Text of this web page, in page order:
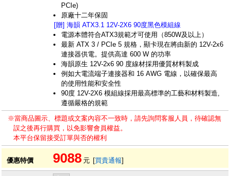
PCIe)
原廠十二年保固
[贈] 海韻 ATX3.1 12V-2X6 90度黑色模組線
電源本體符合ATX3規範才可使用（850W及以上）
最新 ATX 3 / PCIe 5 規格，顯卡現在將由新的 12V-2x6
連接器供電。提供高達 600 W 的功率
海韻原生 12V-2x6 90 度線材採用優質材料製成
例如大電流端子連接器和 16 AWG 電線，以確保最高
的使用性能和安全性
90度 12V-2X6 模組線採用最高標準的工藝和材料製造,
遵循嚴格的規範
※當商品圖示、標題或文案內容不一致時，請先詢問客服人員，待確認無
誤之後再行購買，以免影響會員權益。
本平台保留接受訂單與否的權利
優惠特價 9088 元 [買貴通報]